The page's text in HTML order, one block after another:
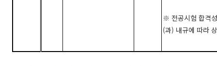
※ 전공시험 합격
(과) 내규에 따라